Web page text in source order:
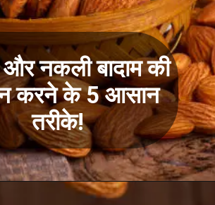
नकली बादाम की
करने के 5 आसान
तरीके!